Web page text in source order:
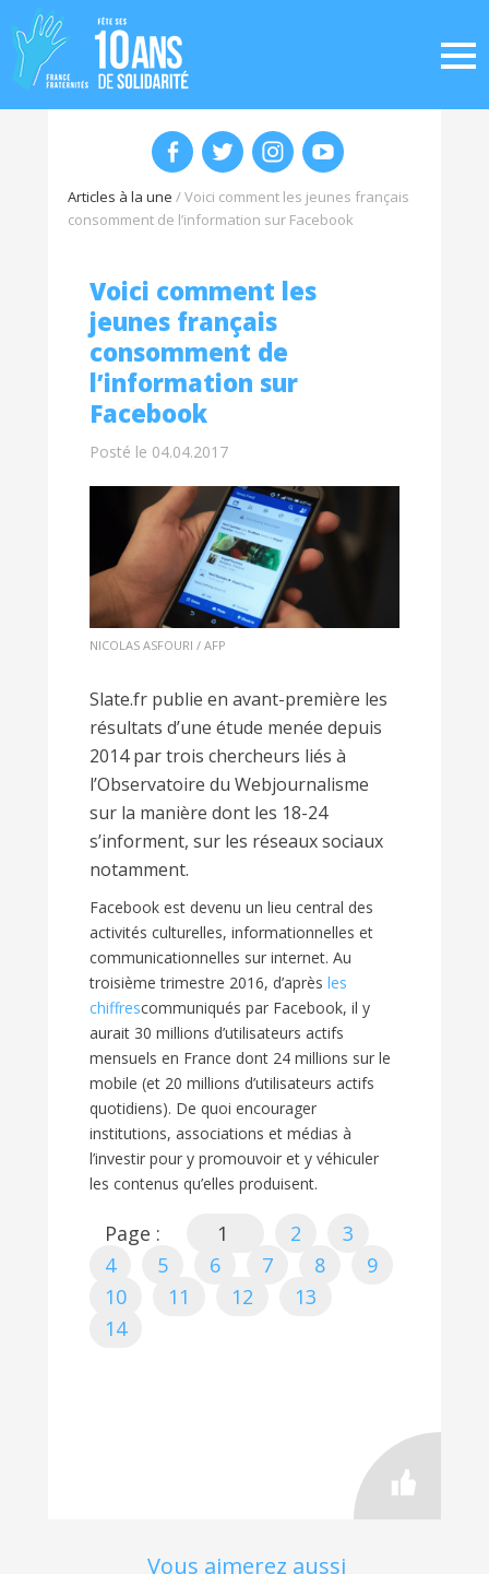
Articles à la une /Voici comment les jeunes français
consomment de l’information sur Facebook
Voici comment les
jeunes français
consomment de
l’information sur
Facebook
Posté le 04.04.2017
NICOLAS ASFOURI / AFP
Slate.fr publie en avant-première les
résultats d’une étude menée depuis
2014 par trois chercheurs liés à
l’Observatoire du Webjournalisme
sur la manière dont les 18-24
s’informent, sur les réseaux sociaux
notamment.
Facebook est devenu un lieu central des
activités culturelles, informationnelles et
communicationnelles sur internet. Au
troisième trimestre 2016, d’après les
chiffrescommuniqués par Facebook, il y
aurait 30 millions d’utilisateurs actifs
mensuels en France dont 24 millions sur le
mobile (et 20 millions d’utilisateurs actifs
quotidiens). De quoi encourager
institutions, associations et médias à
l’investir pour y promouvoir et y véhiculer
les contenus qu’elles produisent.
Page : 1 2
3
4
5 6 7 8
9
10
11 12
13
14
Vous aimerez aussi